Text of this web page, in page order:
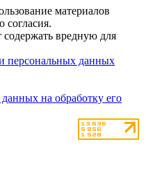
материалов
согласия.
вредную для
персональных данных
на обработку его